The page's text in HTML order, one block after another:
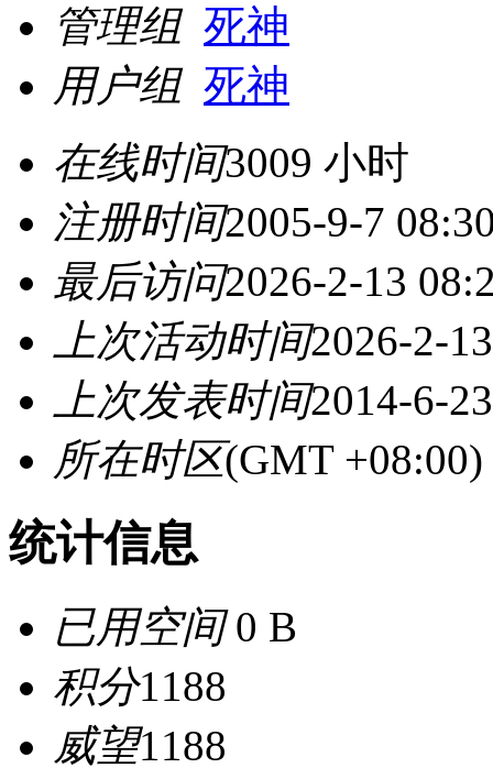
管理组 死神
用户组 死神
在线时间3009 小时
注册时间2005-9-7
最后访问2026-2-13
上次活动时间2026-2-
上次发表时间2014-6-
所在时区(GMT
统计信息
已用空间0 B
积分1188
威望1188